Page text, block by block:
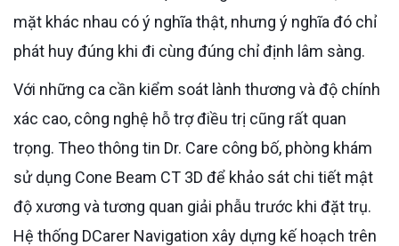
mặt khác nhau có ý nghĩa thật, nhưng ý nghĩa đó chỉ
phát huy đúng khi đi cùng đúng chỉ định lâm sàng.
Với những ca cần kiểm soát lành thương và độ chính
xác cao, công nghệ hỗ trợ điều trị cũng rất quan
trọng. Theo thông tin Dr. Care công bố, phòng khám
sử dụng Cone Beam CT 3D để khảo sát chi tiết mật
độ xương và tương quan giải phẫu trước khi đặt trụ.
Hệ thống DCarer Navigation xây dựng kế hoạch trên